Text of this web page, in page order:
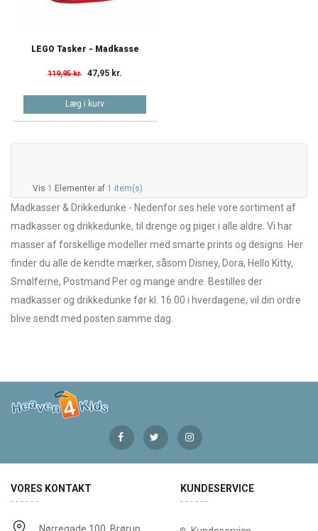
LEGO Tasker - Madkasse
119,95 kr. 47,95 kr.
Læg i kurv
Vis 1 Elementer af 1 item(s)
Madkasser & Drikkedunke - Nedenfor ses hele vore sortiment af
madkasser og drikkedunke, til drenge og piger i alle aldre. Vi har
masser af forskellige modeller med smarte prints og designs. Her
finder du alle de kendte mærker, såsom Disney, Dora, Hello Kitty,
Smølferne, Postmand Per og mange andre. Bestilles der
madkasser og drikkedunke før kl. 16.00 i hverdagene, vil din ordre
blive sendt med posten samme dag.
VORES KONTAKT KUNDESERVICE